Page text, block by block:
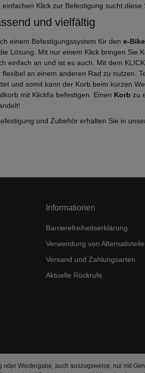
Klick zur Befestigung sucht
und vielfältig
einem Befestigungssystem für den e-
Lösung. Mit nur einem Klick bringen Sie
einfach an und ist es auch. Mit dem
flexibel an einem anderen Rad zu nutzen.
und somit kann der Korb beim kurzen
mit Klickfix befestigen. Einen Korb zu
und Zubehör erhalten Sie in
Informationen
Barrierefreiheitserklärung
Verwendung von
Versand und Zahlungsarten
Aktuelle Rückrufe
Wiedergabe, auch auszugsweise, nur mit